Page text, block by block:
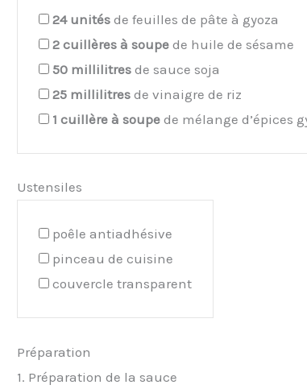
24 unités de feuilles de pâte à gyoza
2 cuillères à soupe de huile de sésame
50 millilitres de sauce soja
25 millilitres de vinaigre de riz
1 cuillère à soupe de mélange d’épices
Ustensiles
poêle antiadhésive
pinceau de cuisine
couvercle transparent
Préparation
1. Préparation de la sauce